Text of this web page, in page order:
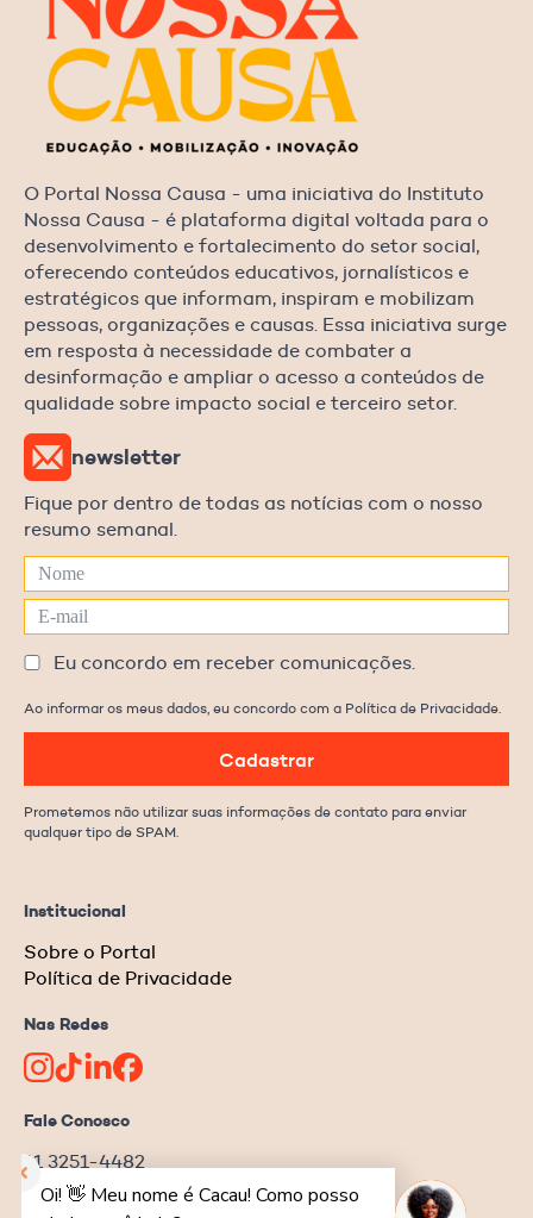
O Portal Nossa Causa - uma iniciativa do Instituto
Nossa Causa - é plataforma digital voltada para o
desenvolvimento e fortalecimento do setor social,
oferecendo conteúdos educativos, jornalísticos e
estratégicos que informam, inspiram e mobilizam
pessoas, organizações e causas. Essa iniciativa surge
em resposta à necessidade de combater a
desinformação e ampliar o acesso a conteúdos de
qualidade sobre impacto social e terceiro setor.
Institucional
Sobre o Portal
Política de Privacidade
Nas Redes
Fale Conosco
11 3251-4482
redacao@ongnews.com.br
Rua Manoel da Nóbrega, 354 – cj.32
newsletter
Fique por dentro de todas as notícias com o nosso
resumo semanal.
Eu concordo em receber comunicações.
Ao informar os meus dados, eu concordo com a Política de Privacidade.
Cadastrar
Prometemos não utilizar suas informações de contato para enviar
qualquer tipo de SPAM.